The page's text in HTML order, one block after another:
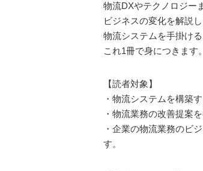
物流DXやテクノロジー
ビジネスの変化を解説し
物流システムを手掛け
これ1冊で身につきます。
【読者対象】
・物流システムを構築
・物流業務の改善提案
・企業の物流業務のビ
す。